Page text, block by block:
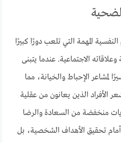
المهمة التي تلعب دورًا كبيرًا
الاجتماعية. عندما يتبنى
الإحباط والخيانة، مما
الأفراد الذين يعانون من عقلية
منخفضة من السعادة والرضا
تحقيق الأهداف الشخصية، بل